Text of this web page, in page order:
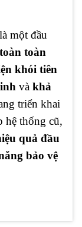
một đầu
toàn
khói tiên
và khả
triển khai
hệ thống cũ,
quả đầu
bảo vệ